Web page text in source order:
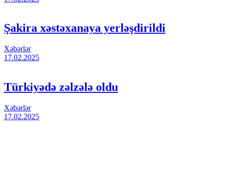
Şakira xəstəxanaya yerləşdirildi
Xəbərlər
17.02.2025
Türkiyədə zəlzələ oldu
Xəbərlər
17.02.2025